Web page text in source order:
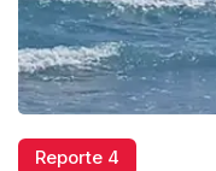
Reporte 4